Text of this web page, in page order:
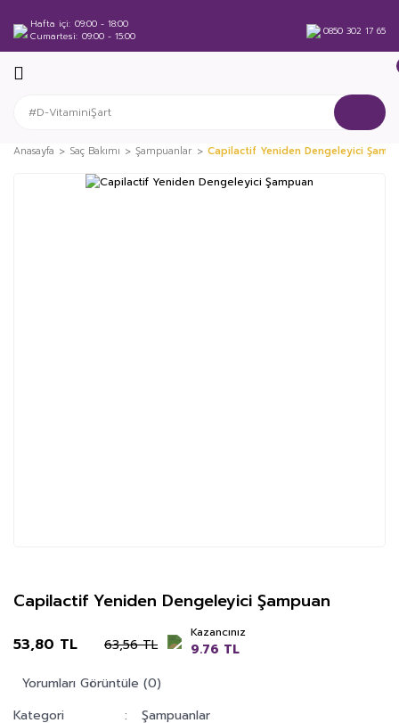
Hafta içi 09:00 - 18:00
Cumartesi 09:00 - 15:00 0850 302 17 65
Anasayfa Saç Bakımı Şampuanlar Capilactif Yeniden Dengeleyici
Capilactif Yeniden Dengeleyici Şampuan
53,80 TL 63,56 TL
Kazancınız
9.76 TL
Yorumları Görüntüle (0)
Kategori
Şampuanlar